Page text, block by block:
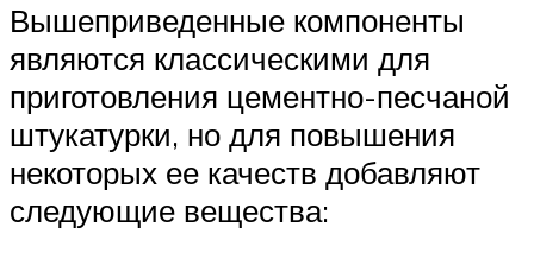
Вышеприведенные компоненты
являются классическими для
приготовления цементно-песчаной
штукатурки, но для повышения
некоторых ее качеств добавляют
следующие вещества: